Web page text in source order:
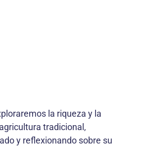
la riqueza y la
tradicional,
y reflexionando sobre su